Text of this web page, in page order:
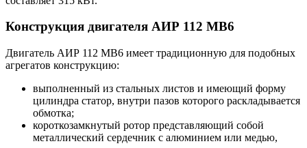
Конструкция двигателя АИР 112 МВ6
Двигатель АИР 112 МВ6 имеет традиционную для подобных
агрегатов конструкцию:
выполненный из стальных листов и имеющий форму
цилиндра статор, внутри пазов которого раскладывается
обмотка;
короткозамкнутый ротор представляющий собой
металлический сердечник с алюминием или медью,